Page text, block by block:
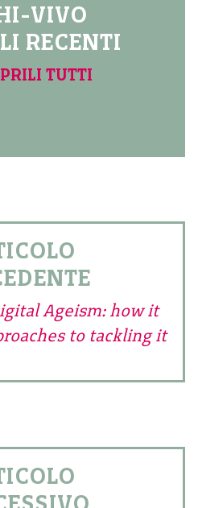
VIVO
RECENTI
TUTTI
Ageism: how it
to tackling it